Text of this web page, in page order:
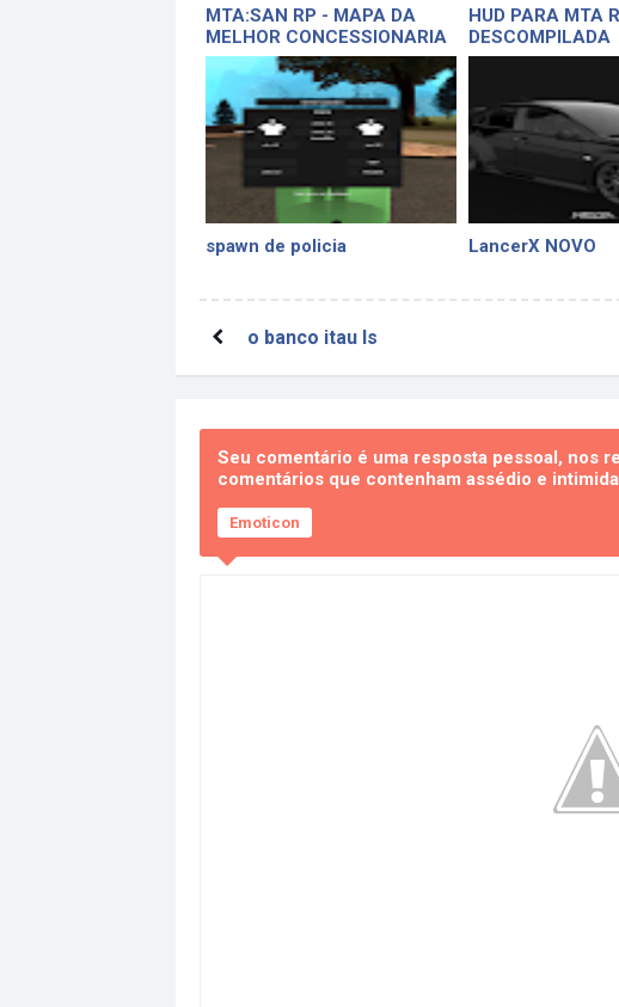
MTA:SAN RP - MAPA DA
MELHOR CONCESSIONARIA
MODERNA, IGUAL DO FIVEM
[DOWNLOAD GRATIS 2023]
HUD PARA MTA
DESCOMPILADA
spawn de policia LancerX NOVO
o banco itau ls
Seu comentário é uma resposta pessoal, nos
comentários que contenham assédio e
Emoticon